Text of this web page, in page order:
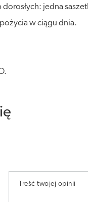
jedna
w ciągu dnia.
Treść twojej opinii